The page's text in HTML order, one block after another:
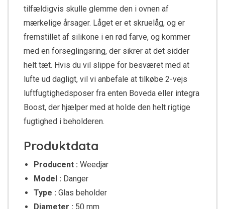
tilfældigvis skulle glemme den i ovnen af
mærkelige årsager. Låget er et skruelåg, og er
fremstillet af silikone i en rød farve, og kommer
med en forseglingsring, der sikrer at det sidder
helt tæt. Hvis du vil slippe for besværet med at
lufte ud dagligt, vil vi anbefale at tilkøbe 2-vejs
luftfugtighedsposer fra enten Boveda eller integra
Boost, der hjælper med at holde den helt rigtige
fugtighed i beholderen.
Produktdata
Producent : Weedjar
Model : Danger
Type : Glas beholder
Diameter : 50 mm